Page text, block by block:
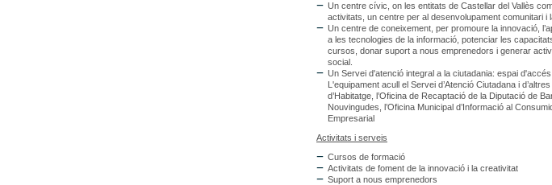
Un centre cívic, on les entitats de Castellar del Vallès
activitats, un centre per al desenvolupament comunitari i
Un centre de coneixement, per promoure la innovació,
a les tecnologies de la informació, potenciar les
cursos, donar suport a nous emprenedors i generar
social.
Un Servei d'atenció integral a la ciutadania: espai d'accés
L'equipament acull el Servei d’Atenció Ciutadana i
d’Habitatge, l’Oficina de Recaptació de la Diputació de
Nouvingudes, l’Oficina Municipal d’Informació al
Empresarial
Activitats i serveis
Cursos de formació
Activitats de foment de la innovació i la creativitat
Suport a nous emprenedors